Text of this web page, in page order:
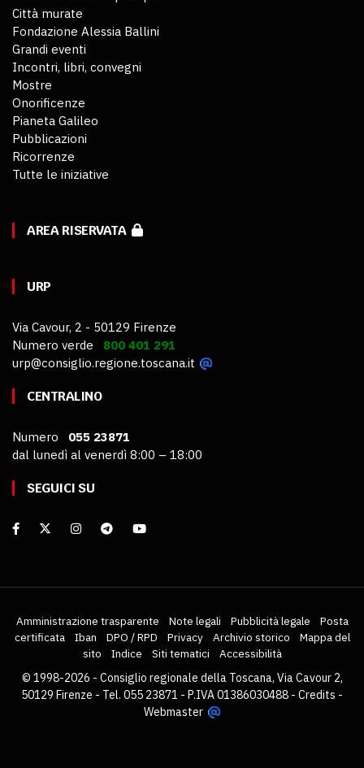
Città murate
Fondazione Alessia Ballini
Grandi eventi
Incontri, libri, convegni
Mostre
Onorificenze
Pianeta Galileo
Pubblicazioni
Ricorrenze
Tutte le iniziative
AREA RISERVATA
URP
Via Cavour, 2 - 50129 Firenze
Numero verde 800 401 291
urp@consiglio.regione.toscana.it
CENTRALINO
Numero 055 23871
dal lunedì al venerdì 8:00 – 18:00
SEGUICI SU
Amministrazione trasparente Note legali Pubblicità legale
Posta
certificata
Iban DPO / RPD Privacy Archivio storico
Mappa del
sito
Indice Siti tematici
Accessibilità
© 1998-2026 - Consiglio regionale della Toscana, Via Cavour 2,
50129 Firenze - Tel. 055 23871 - P.IVA 01386030488 - Credits -
Webmaster